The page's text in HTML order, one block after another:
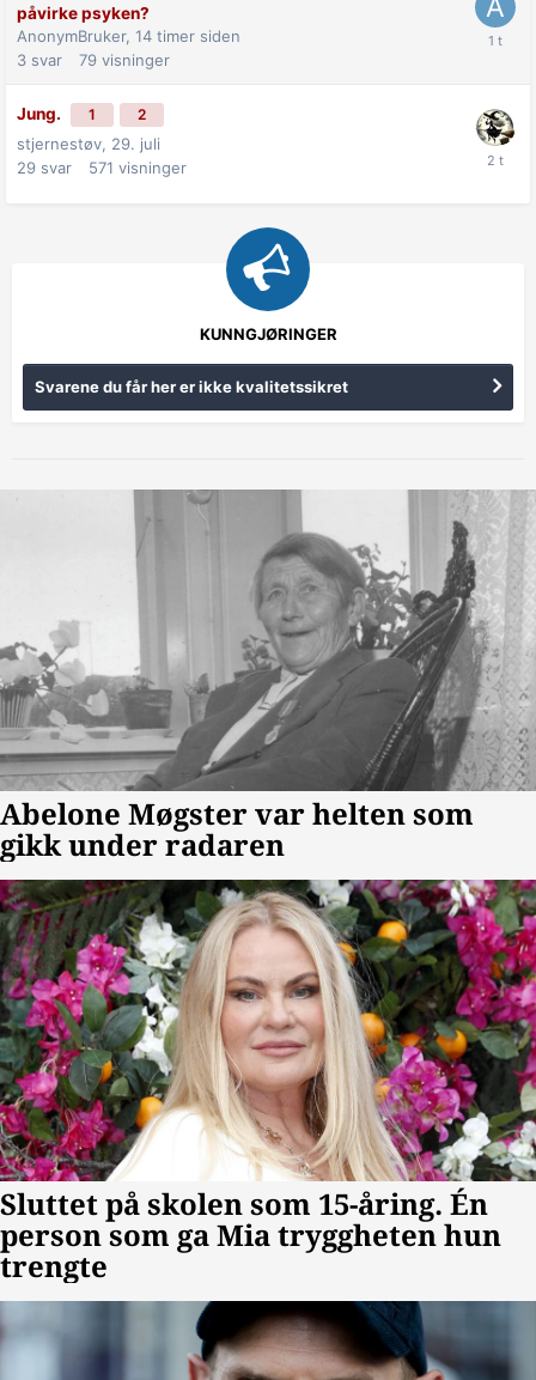
påvirke psyken?
AnonymBruker, 14 timer siden
3 svar 79 visninger
Jung. 1 2
stjernestøv, 29. juli
29 svar 571 visninger
KUNNGJØRINGER
Svarene du får her er ikke kvalitetssikret